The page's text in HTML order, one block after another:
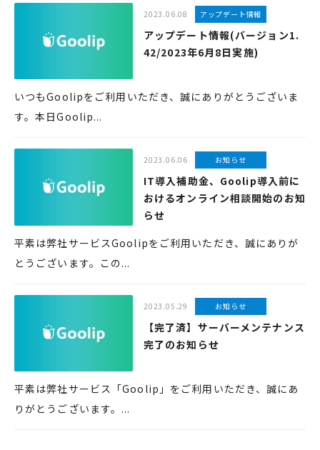
2023.06.08 アップデート情報
アップデート情報(バージョン1.
42/2023年6月8日実施)
いつもGoolipをご利用いただき、誠にありがとうございま
す。本日Goolip...
2023.06.06 お知らせ
IT導入補助金、Goolip導入前に
おけるオンライン相談開始のお知
らせ
平素は弊社サービスGoolipをご利用いただき、誠にありが
とうございます。この...
2023.05.29 お知らせ
【完了済】サーバーメンテナンス
完了のお知らせ
平素は弊社サービス「Goolip」をご利用いただき、誠にあ
りがとうございます。...